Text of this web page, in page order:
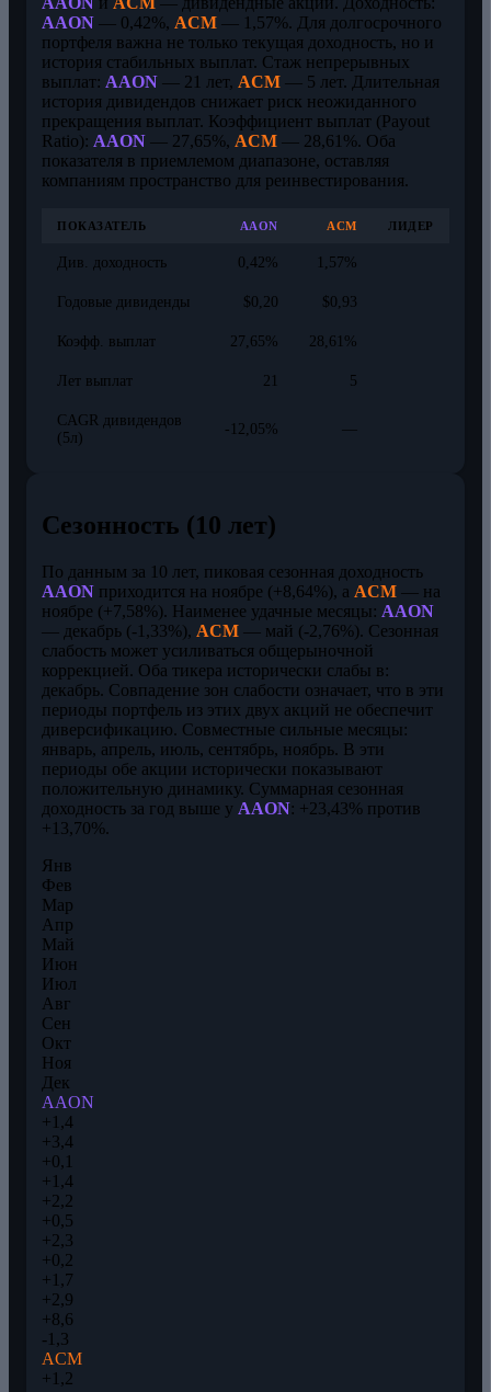
AAON — 0,42%, ACM — 1,57%. Для долгосрочного
портфеля важна не только текущая доходность, но и
история стабильных выплат. Стаж непрерывных
выплат: AAON — 21 лет, ACM — 5 лет. Длительная
история дивидендов снижает риск неожиданного
прекращения выплат. Коэффициент выплат (Payout
Ratio): AAON — 27,65%, ACM — 28,61%. Оба
показателя в приемлемом диапазоне, оставляя
компаниям пространство для реинвестирования.
ПОКАЗАТЕЛЬ AAON ACM ЛИДЕР
Див. доходность 0,42% 1,57%
Годовые дивиденды $0,20 $0,93
Коэфф. выплат 27,65% 28,61%
Лет выплат 21 5
CAGR дивидендов
(5л)
-12,05% —
Сезонность (10 лет)
По данным за 10 лет, пиковая сезонная доходность
AAON приходится на ноябре (+8,64%), а ACM — на
ноябре (+7,58%). Наименее удачные месяцы: AAON
— декабрь (-1,33%), ACM — май (-2,76%). Сезонная
слабость может усиливаться общерыночной
коррекцией. Оба тикера исторически слабы в:
декабрь. Совпадение зон слабости означает, что в эти
периоды портфель из этих двух акций не обеспечит
диверсификацию. Совместные сильные месяцы:
январь, апрель, июль, сентябрь, ноябрь. В эти
периоды обе акции исторически показывают
положительную динамику. Суммарная сезонная
доходность за год выше у AAON: +23,43% против
+13,70%.
Янв
Фев
Мар
Апр
Май
Июн
Июл
Авг
Сен
Окт
Ноя
Дек
AAON
+1,4
+3,4
+0,1
+1,4
+2,2
+0,5
+2,3
+0,2
+1,7
+2,9
+8,6
-1,3
ACM
+1,2